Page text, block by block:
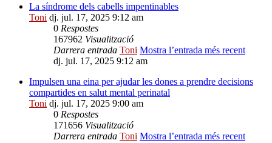
La síndrome dels cabells impentinables
Toni dj. jul. 17, 2025 9:12 am
0 Respostes
167962 Visualització
Darrera entrada Toni Mostra l’entrada més recent
dj. jul. 17, 2025 9:12 am
Impulsen una eina per ajudar les dones a prendre decisions
compartides en salut mental perinatal
Toni dj. jul. 17, 2025 9:00 am
0 Respostes
171656 Visualització
Darrera entrada Toni Mostra l’entrada més recent